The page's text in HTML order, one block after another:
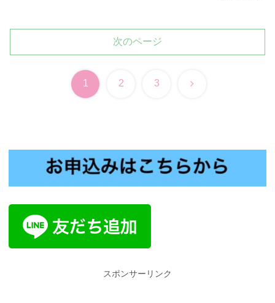
次のページ
1 2 3 次
スポンサーリンク